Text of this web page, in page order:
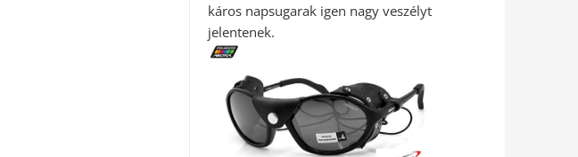
káros napsugarak igen nagy veszélyt
jelentenek.